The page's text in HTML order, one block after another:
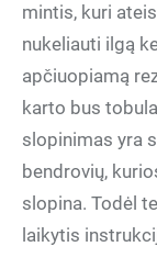
mintis, kuri
nukeliauti ilgą
apčiuopiamą
karto bus
slopinimas yra
bendrovių,
slopina. Todėl
laikytis